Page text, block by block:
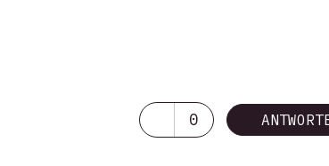
0